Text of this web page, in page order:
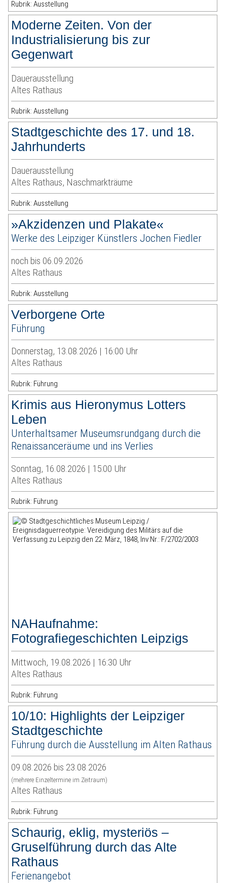
Rubrik: Ausstellung
Moderne Zeiten. Von der
Industrialisierung bis zur
Gegenwart
Dauerausstellung
Altes Rathaus
Rubrik: Ausstellung
Stadtgeschichte des 17. und 18.
Jahrhunderts
Dauerausstellung
Altes Rathaus, Naschmarkträume
Rubrik: Ausstellung
»Akzidenzen und Plakate«
Werke des Leipziger Künstlers Jochen Fiedler
noch bis 06.09.2026
Altes Rathaus
Rubrik: Ausstellung
Verborgene Orte
Führung
Donnerstag, 13.08.2026 | 16:00 Uhr
Altes Rathaus
Rubrik: Führung
Krimis aus Hieronymus Lotters
Leben
Unterhaltsamer Museumsrundgang durch die
Renaissanceräume und ins Verlies
Sonntag, 16.08.2026 | 15:00 Uhr
Altes Rathaus
Rubrik: Führung
NAHaufnahme:
Fotografiegeschichten Leipzigs
Mittwoch, 19.08.2026 | 16:30 Uhr
Altes Rathaus
Rubrik: Führung
10/10: Highlights der Leipziger
Stadtgeschichte
Führung durch die Ausstellung im Alten Rathaus
09.08.2026 bis 23.08.2026
(mehrere Einzeltermine im Zeitraum)
Altes Rathaus
Rubrik: Führung
Schaurig, eklig, mysteriös –
Gruselführung durch das Alte
Rathaus
Ferienangebot